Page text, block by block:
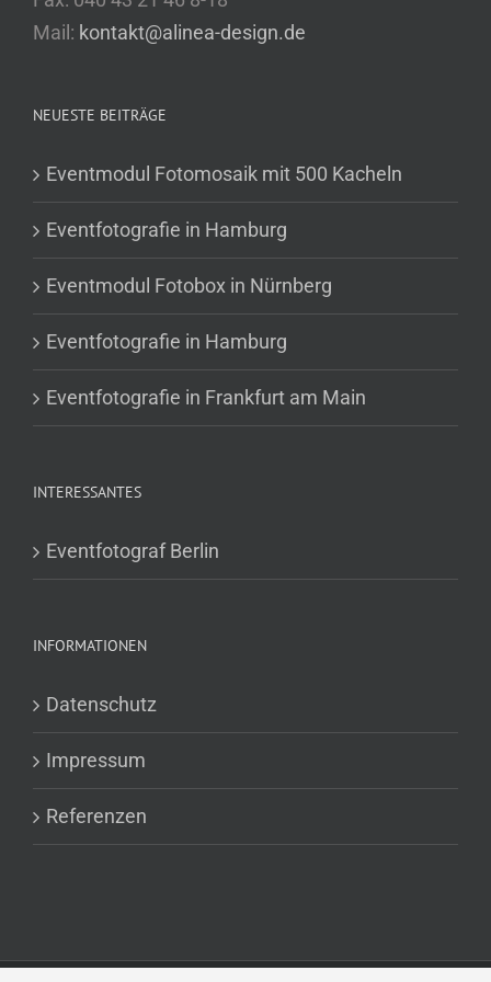
Mail: kontakt@alinea-design.de
NEUESTE BEITRÄGE
Eventmodul Fotomosaik mit 500 Kacheln
Eventfotografie in Hamburg
Eventmodul Fotobox in Nürnberg
Eventfotografie in Hamburg
Eventfotografie in Frankfurt am Main
INTERESSANTES
Eventfotograf Berlin
INFORMATIONEN
Datenschutz
Impressum
Referenzen